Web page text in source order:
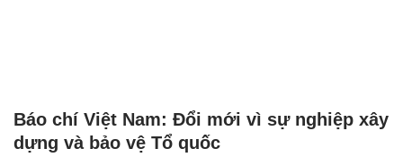
Báo chí Việt Nam: Đổi mới vì sự nghiệp xây
dựng và bảo vệ Tổ quốc